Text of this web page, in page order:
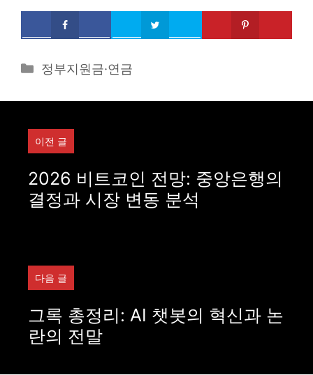
Categories
정부지원금·연금
이전 글
2026 비트코인 전망: 중앙은행의
결정과 시장 변동 분석
다음 글
그록 총정리: AI 챗봇의 혁신과 논
란의 전말